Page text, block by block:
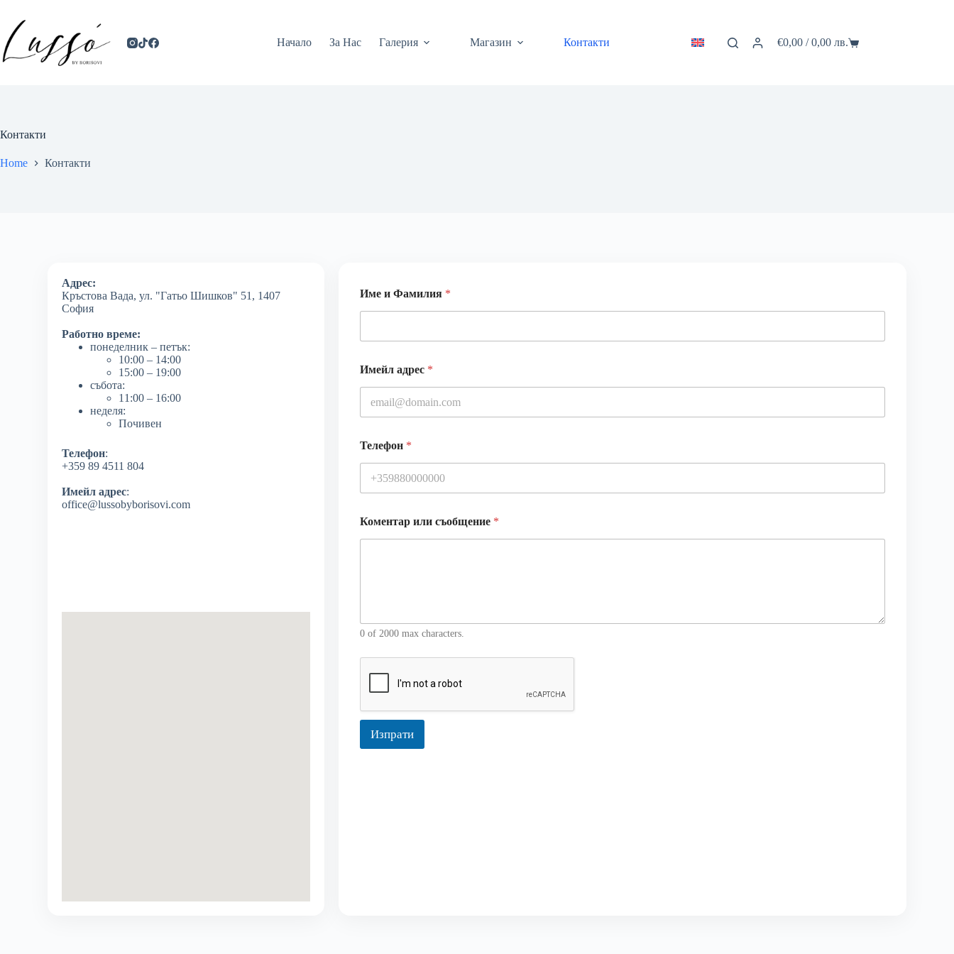
Начало За Нас Галерия Магазин Контакти €0,00/ 0,00 лв.
Контакти
Home Контакти
Адрес:
Кръстова Вада, ул. "Гатьо Шишков" 51, 1407
София
Работно време:
понеделник – петък:
10:00 – 14:00
15:00 – 19:00
събота:
11:00 – 16:00
неделя:
Почивен
Телефон:
+359 89 4511 804
Имейл адрес:
office@lussobyborisovi.com
Име и Фамилия *
Имейл адрес *
Телефон *
Коментар или съобщение *
0 of 2000 max characters.
Изпрати